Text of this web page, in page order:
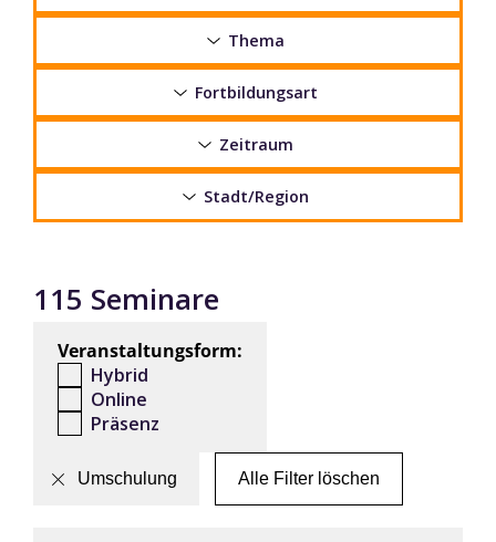
Thema
Fortbildungsart
Zeitraum
Stadt/Region
115 Seminare
Umschulung Alle Filter löschen
Veranstaltungsform:
Hybrid
Online
Präsenz